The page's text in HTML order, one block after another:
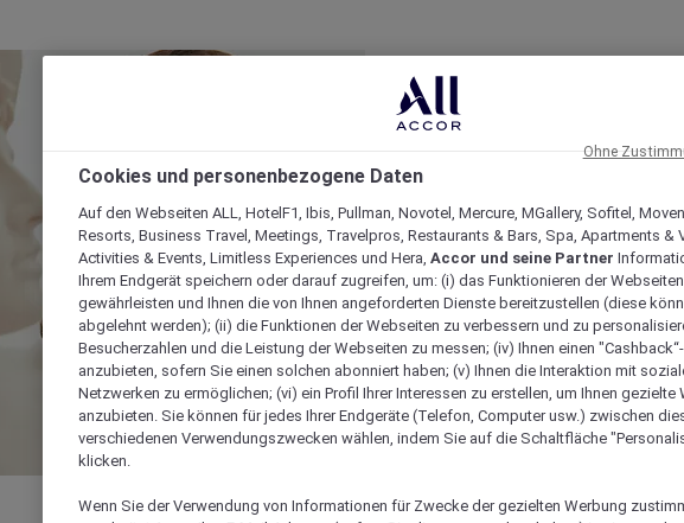
Cookies und personenbezogene Daten
Auf den Webseiten ALL, HotelF1, Ibis, Pullman, Novotel, Mercure, MGallery, Sofitel,
Resorts, Business Travel, Meetings, Travelpros, Restaurants & Bars, Spa, Apartments &
Activities & Events, Limitless Experiences und Hera, Accor und seine Partner
Ihrem Endgerät speichern oder darauf zugreifen, um: (i) das Funktionieren der
gewährleisten und Ihnen die von Ihnen angeforderten Dienste bereitzustellen (diese
abgelehnt werden); (ii) die Funktionen der Webseiten zu verbessern und zu
Besucherzahlen und die Leistung der Webseiten zu messen; (iv) Ihnen einen
anzubieten, sofern Sie einen solchen abonniert haben; (v) Ihnen die Interaktion mit
Netzwerken zu ermöglichen; (vi) ein Profil Ihrer Interessen zu erstellen, um Ihnen gezielte
anzubieten. Sie können für jedes Ihrer Endgeräte (Telefon, Computer usw.) zwischen
verschiedenen Verwendungszwecken wählen, indem Sie auf die Schaltfläche
klicken.
Wenn Sie der Verwendung von Informationen für Zwecke der gezielten Werbung
Ohne